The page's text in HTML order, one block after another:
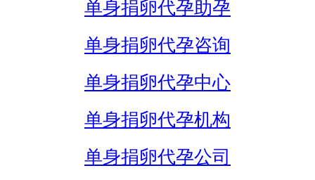
单身捐卵代孕助孕
单身捐卵代孕咨询
单身捐卵代孕中心
单身捐卵代孕机构
单身捐卵代孕公司